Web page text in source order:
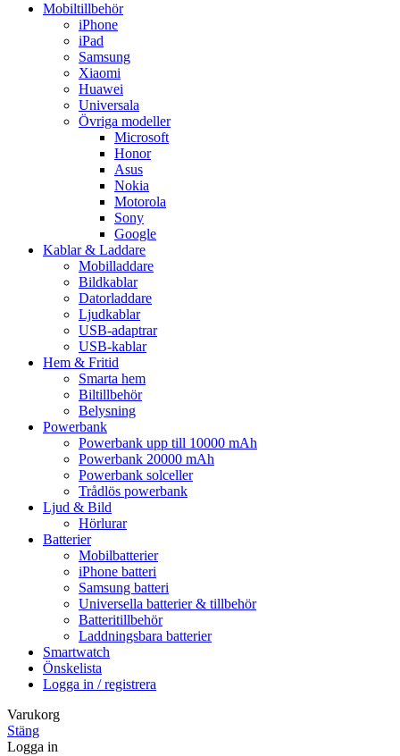
Mobiltillbehör
iPhone
iPad
Samsung
Xiaomi
Huawei
Universala
Övriga modeller
Microsoft
Honor
Asus
Nokia
Motorola
Sony
Google
Kablar & Laddare
Mobilladdare
Bildkablar
Datorladdare
Ljudkablar
USB-adaptrar
USB-kablar
Hem & Fritid
Smarta hem
Biltillbehör
Belysning
Powerbank
Powerbank upp till 10000 mAh
Powerbank 20000 mAh
Powerbank solceller
Trådlös powerbank
Ljud & Bild
Hörlurar
Batterier
Mobilbatterier
iPhone batteri
Samsung batteri
Universella batterier & tillbehör
Batteritillbehör
Laddningsbara batterier
Smartwatch
Önskelista
Logga in / registrera
Varukorg
Stäng
Logga in